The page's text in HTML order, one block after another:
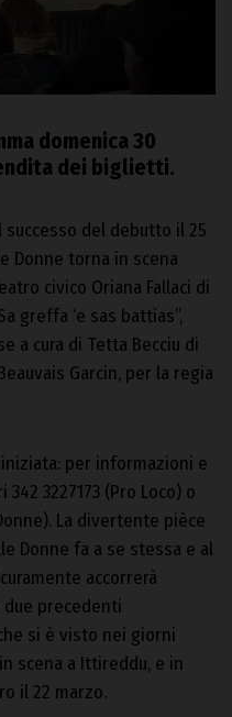
domenica 30
dei biglietti.
successo del debutto il 25
Donne torna in scena
civico Oriana Fallaci di
greffa ‘e sas battìas”,
a cura di Tetta Becciu di
Garcin, per la regia
per informazioni e
3227173 (Pro Loco) o
La divertente pièce
Donne fa a se stessa e al
accorrerà
precedenti
si è visto nei giorni
scena a Ittireddu, e in
il 22 marzo.